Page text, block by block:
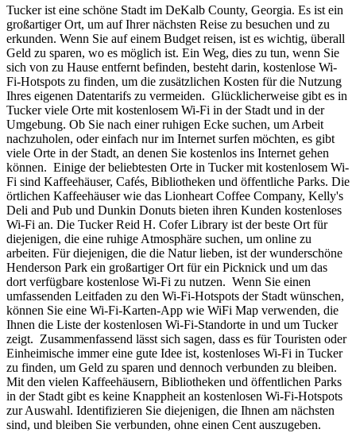
Tucker ist eine schöne Stadt im DeKalb County, Georgia. Es ist ein
großartiger Ort, um auf Ihrer nächsten Reise zu besuchen und zu
erkunden. Wenn Sie auf einem Budget reisen, ist es wichtig, überall
Geld zu sparen, wo es möglich ist. Ein Weg, dies zu tun, wenn Sie
sich von zu Hause entfernt befinden, besteht darin, kostenlose Wi-
Fi-Hotspots zu finden, um die zusätzlichen Kosten für die Nutzung
Ihres eigenen Datentarifs zu vermeiden. Glücklicherweise gibt es in
Tucker viele Orte mit kostenlosem Wi-Fi in der Stadt und in der
Umgebung. Ob Sie nach einer ruhigen Ecke suchen, um Arbeit
nachzuholen, oder einfach nur im Internet surfen möchten, es gibt
viele Orte in der Stadt, an denen Sie kostenlos ins Internet gehen
können. Einige der beliebtesten Orte in Tucker mit kostenlosem Wi-
Fi sind Kaffeehäuser, Cafés, Bibliotheken und öffentliche Parks. Die
örtlichen Kaffeehäuser wie das Lionheart Coffee Company, Kelly's
Deli and Pub und Dunkin Donuts bieten ihren Kunden kostenloses
Wi-Fi an. Die Tucker Reid H. Cofer Library ist der beste Ort für
diejenigen, die eine ruhige Atmosphäre suchen, um online zu
arbeiten. Für diejenigen, die die Natur lieben, ist der wunderschöne
Henderson Park ein großartiger Ort für ein Picknick und um das
dort verfügbare kostenlose Wi-Fi zu nutzen. Wenn Sie einen
umfassenden Leitfaden zu den Wi-Fi-Hotspots der Stadt wünschen,
können Sie eine Wi-Fi-Karten-App wie WiFi Map verwenden, die
Ihnen die Liste der kostenlosen Wi-Fi-Standorte in und um Tucker
zeigt. Zusammenfassend lässt sich sagen, dass es für Touristen oder
Einheimische immer eine gute Idee ist, kostenloses Wi-Fi in Tucker
zu finden, um Geld zu sparen und dennoch verbunden zu bleiben.
Mit den vielen Kaffeehäusern, Bibliotheken und öffentlichen Parks
in der Stadt gibt es keine Knappheit an kostenlosen Wi-Fi-Hotspots
zur Auswahl. Identifizieren Sie diejenigen, die Ihnen am nächsten
sind, und bleiben Sie verbunden, ohne einen Cent auszugeben.